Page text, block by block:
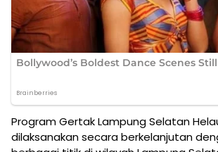
Program Gertak Lampung Selatan
dilaksanakan secara berkelanjutan